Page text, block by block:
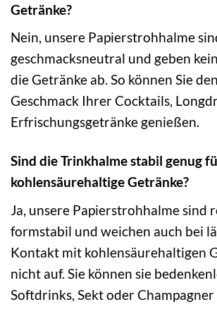
Getränke?
Nein, unsere Papierstrohhalme
geschmacksneutral und geben
die Getränke ab. So können Sie
Geschmack Ihrer Cocktails,
Erfrischungsgetränke genießen.
Sind die Trinkhalme stabil genug
kohlensäurehaltige Getränke?
Ja, unsere Papierstrohhalme sind
formstabil und weichen auch bei
Kontakt mit kohlensäurehaltigen
nicht auf. Sie können sie
Softdrinks, Sekt oder